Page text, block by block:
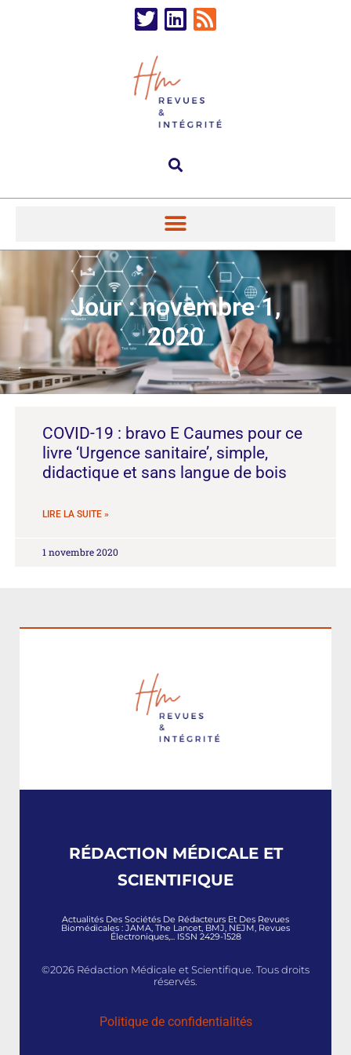
Jour : novembre 1,
2020
COVID-19 : bravo E Caumes pour ce
livre ‘Urgence sanitaire’, simple,
didactique et sans langue de bois
LIRE LA SUITE »
1 novembre 2020
RÉDACTION MÉDICALE ET
SCIENTIFIQUE
Actualités Des Sociétés De Rédacteurs Et Des Revues
Biomédicales : JAMA, The Lancet, BMJ, NEJM, Revues
Électroniques,... ISSN 2429-1528
©2026 Rédaction Médicale et Scientifique. Tous droits
réservés.
Politique de confidentialités